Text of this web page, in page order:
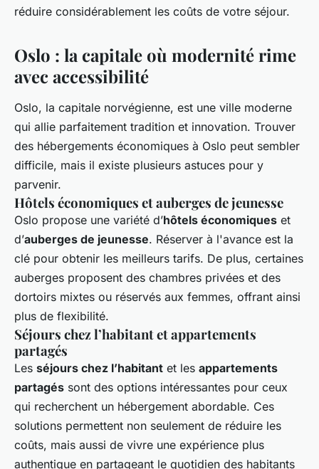
réduire considérablement les coûts de votre séjour.
Oslo : la capitale où modernité rime
avec accessibilité
Oslo, la capitale norvégienne, est une ville moderne
qui allie parfaitement tradition et innovation. Trouver
des hébergements économiques à Oslo peut sembler
difficile, mais il existe plusieurs astuces pour y
parvenir.
Hôtels économiques et auberges de jeunesse
Oslo propose une variété d’hôtels économiques et
d’auberges de jeunesse. Réserver à l'avance est la
clé pour obtenir les meilleurs tarifs. De plus, certaines
auberges proposent des chambres privées et des
dortoirs mixtes ou réservés aux femmes, offrant ainsi
plus de flexibilité.
Séjours chez l’habitant et appartements
partagés
Les séjours chez l’habitant et les appartements
partagés sont des options intéressantes pour ceux
qui recherchent un hébergement abordable. Ces
solutions permettent non seulement de réduire les
coûts, mais aussi de vivre une expérience plus
authentique en partageant le quotidien des habitants